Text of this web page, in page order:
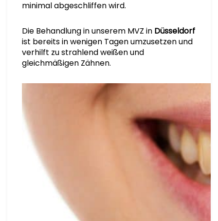
minimal abgeschliffen wird.
Die Behandlung in unserem MVZ in Düsseldorf
ist bereits in wenigen Tagen umzusetzen und
verhilft zu strahlend weißen und
gleichmäßigen Zähnen.